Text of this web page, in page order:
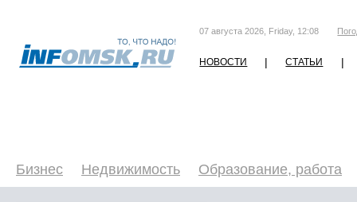
07 августа 2026, Friday, 12:08
НОВОСТИ | СТАТЬИ |
Бизнес Недвижимость Образование, работа